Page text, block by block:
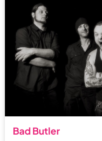
Bad Butler